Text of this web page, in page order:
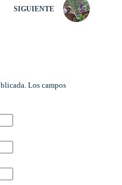
SIGUIENTE
Los campos